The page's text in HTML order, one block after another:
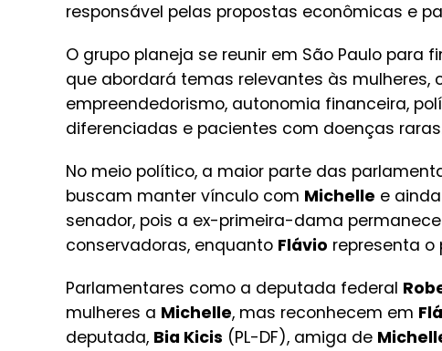
responsável pelas propostas econômicas e
O grupo planeja se reunir em São Paulo para
que abordará temas relevantes às mulheres,
empreendedorismo, autonomia financeira,
diferenciadas e pacientes com doenças
No meio político, a maior parte das
buscam manter vínculo com Michelle e
senador, pois a ex-primeira-dama
conservadoras, enquanto Flávio representa o
Parlamentares como a deputada federal
mulheres a Michelle, mas reconhecem em
deputada, Bia Kicis (PL-DF), amiga de